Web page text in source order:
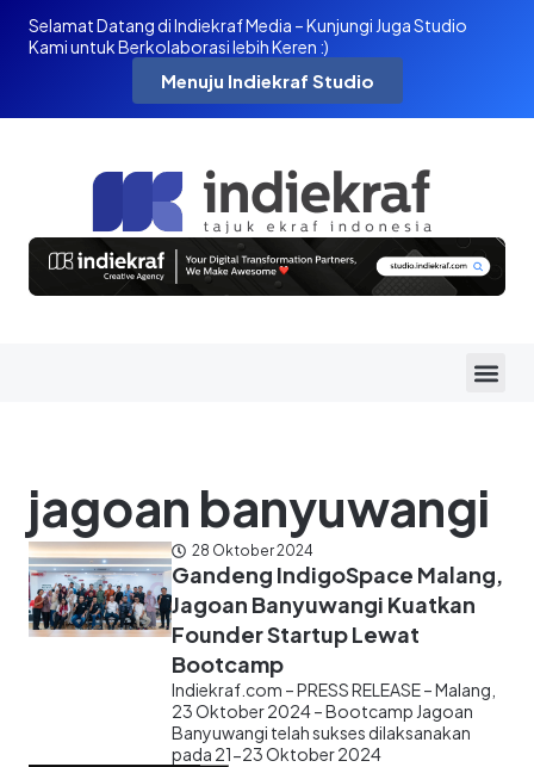
Selamat Datang di Indiekraf Media – Kunjungi Juga Studio
Kami untuk Berkolaborasi lebih Keren :)
Menuju Indiekraf Studio
jagoan banyuwangi
28 Oktober 2024
Gandeng IndigoSpace Malang,
Jagoan Banyuwangi Kuatkan
Founder Startup Lewat
Bootcamp
Indiekraf.com – PRESS RELEASE – Malang,
23 Oktober 2024 – Bootcamp Jagoan
Banyuwangi telah sukses dilaksanakan
pada 21-23 Oktober 2024